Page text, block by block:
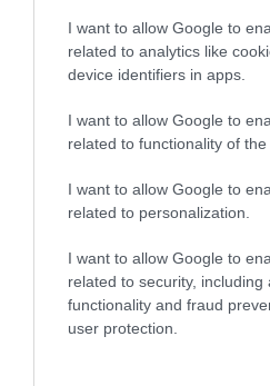
I want to allow Google to
related to analytics like
device identifiers in apps.
I want to allow Google to
related to functionality of the
I want to allow Google to
related to personalization.
I want to allow Google to
related to security, including
functionality and fraud
user protection.
Összesen 1
0
2 0
1 0